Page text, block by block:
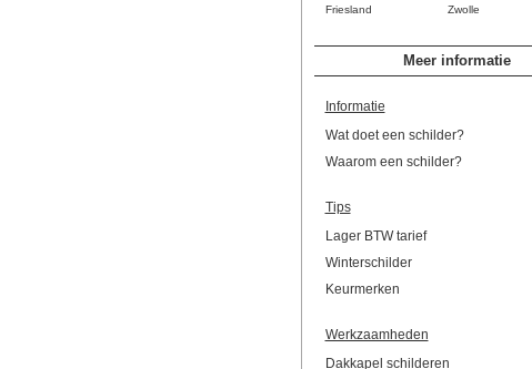
Friesland
Zwolle
Meer informatie
Informatie
Wat doet een schilder?
Waarom een schilder?
Tips
Lager BTW tarief
Winterschilder
Keurmerken
Werkzaamheden
Dakkapel schilderen